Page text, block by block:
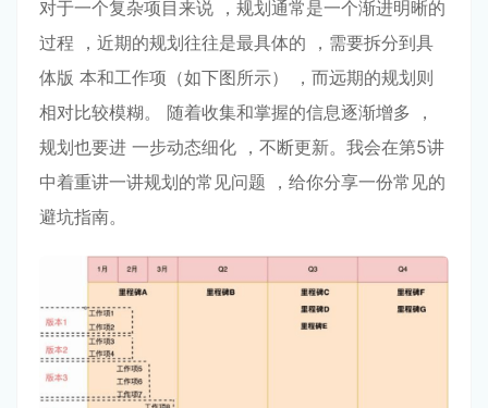
对于⼀个复杂项⽬来说 ，规划通常是⼀个渐进明晰的
过程 ，近期的规划往往是最具体的 ，需要拆分到具
体版 本和⼯作项（如下图所⽰） ，⽽远期的规划则
相对⽐较模糊。 随着收集和掌握的信息逐渐增多 ，
规划也要进 ⼀步动态细化 ，不断更新。我会在第5讲
中着重讲⼀讲规划的常⻅问题 ，给你分享⼀份常⻅的
避坑指南。